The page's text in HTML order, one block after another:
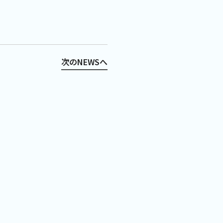
次のNEWSへ